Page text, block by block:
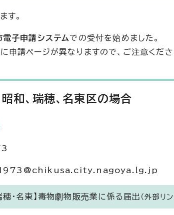
す。
子申請システムでの受付を始めました。
申請ページが異なりますので、ご注意くださ
和、瑞穂、名東区の場合
穂・名東】毒物劇物販売業に係る届出 （外部リン